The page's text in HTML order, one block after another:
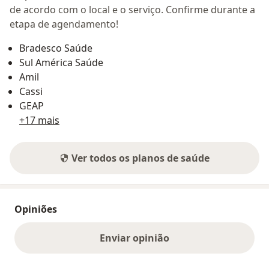
de acordo com o local e o serviço. Confirme durante a
etapa de agendamento!
Bradesco Saúde
Sul América Saúde
Amil
Cassi
GEAP
+17 mais
Ver todos os planos de saúde
Opiniões
Enviar opinião